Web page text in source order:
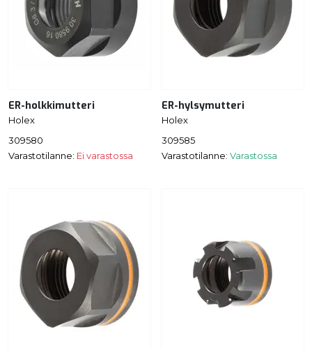
ER-holkkimutteri
Holex
309580
Varastotilanne: Ei varastossa
ER-hylsymutteri
Holex
309585
Varastotilanne: Varastossa